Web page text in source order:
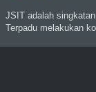
JSIT adalah
Terpadu melakukan